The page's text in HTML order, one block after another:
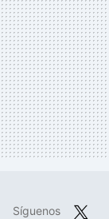
Síguenos